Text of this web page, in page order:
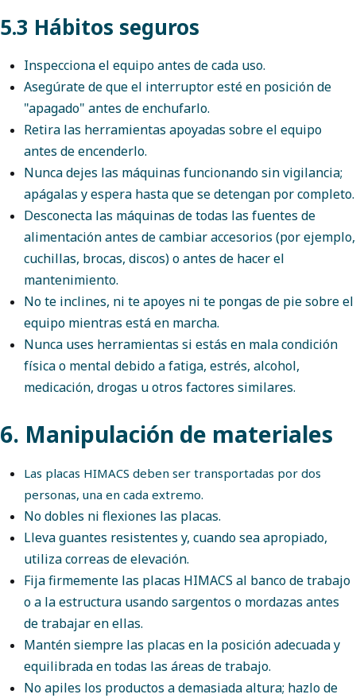
5.3 Hábitos seguros
Inspecciona el equipo antes de cada uso.
Asegúrate de que el interruptor esté en posición de
"apagado" antes de enchufarlo.
Retira las herramientas apoyadas sobre el equipo
antes de encenderlo.
Nunca dejes las máquinas funcionando sin vigilancia;
apágalas y espera hasta que se detengan por completo.
Desconecta las máquinas de todas las fuentes de
alimentación antes de cambiar accesorios (por ejemplo,
cuchillas, brocas, discos) o antes de hacer el
mantenimiento.
No te inclines, ni te apoyes ni te pongas de pie sobre el
equipo mientras está en marcha.
Nunca uses herramientas si estás en mala condición
física o mental debido a fatiga, estrés, alcohol,
medicación, drogas u otros factores similares.
6. Manipulación de materiales
Las placas HIMACS deben ser transportadas por dos
personas, una en cada extremo.
No dobles ni flexiones las placas.
Lleva guantes resistentes y, cuando sea apropiado,
utiliza correas de elevación.
Fija firmemente las placas HIMACS al banco de trabajo
o a la estructura usando sargentos o mordazas antes
de trabajar en ellas.
Mantén siempre las placas en la posición adecuada y
equilibrada en todas las áreas de trabajo.
No apiles los productos a demasiada altura; hazlo de